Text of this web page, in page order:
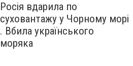
Росія вдарила по
суховантажу у Чорному морі
. Вбила українського
моряка